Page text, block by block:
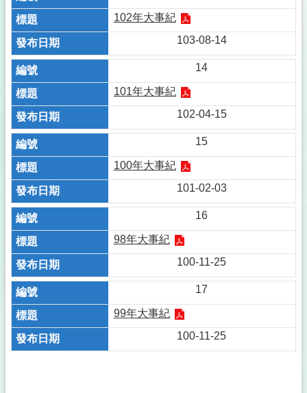
102年大事紀
103-08-14
14
101年大事紀
102-04-15
15
100年大事紀
101-02-03
16
98年大事紀
100-11-25
17
99年大事紀
100-11-25